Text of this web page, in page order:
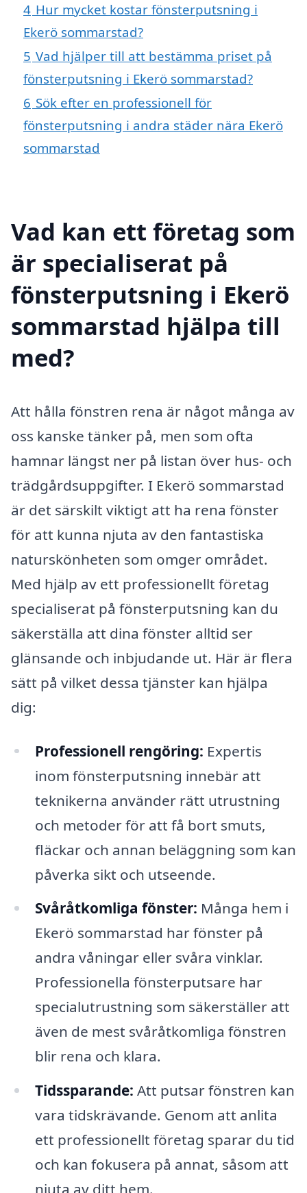
4 Hur mycket kostar fönsterputsning i
Ekerö sommarstad?
5 Vad hjälper till att bestämma priset på
fönsterputsning i Ekerö sommarstad?
6 Sök efter en professionell för
fönsterputsning i andra städer nära Ekerö
sommarstad
Vad kan ett företag som
är specialiserat på
fönsterputsning i Ekerö
sommarstad hjälpa till
med?
Att hålla fönstren rena är något många av
oss kanske tänker på, men som ofta
hamnar längst ner på listan över hus- och
trädgårdsuppgifter. I Ekerö sommarstad
är det särskilt viktigt att ha rena fönster
för att kunna njuta av den fantastiska
naturskönheten som omger området.
Med hjälp av ett professionellt företag
specialiserat på fönsterputsning kan du
säkerställa att dina fönster alltid ser
glänsande och inbjudande ut. Här är flera
sätt på vilket dessa tjänster kan hjälpa
dig:
Professionell rengöring: Expertis
inom fönsterputsning innebär att
teknikerna använder rätt utrustning
och metoder för att få bort smuts,
fläckar och annan beläggning som kan
påverka sikt och utseende.
Svåråtkomliga fönster: Många hem i
Ekerö sommarstad har fönster på
andra våningar eller svåra vinklar.
Professionella fönsterputsare har
specialutrustning som säkerställer att
även de mest svåråtkomliga fönstren
blir rena och klara.
Tidssparande: Att putsar fönstren kan
vara tidskrävande. Genom att anlita
ett professionellt företag sparar du tid
och kan fokusera på annat, såsom att
njuta av ditt hem.